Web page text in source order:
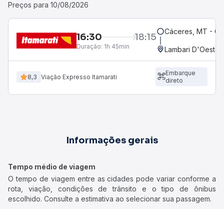
Preços para 10/08/2026
16:30 18:15
Duração: 1h 45min
Cáceres, MT -
Lambari D'Oeste,
8,3 Viação Expresso Itamarati
Embarque
direto
Informações gerais
Tempo médio de viagem
O tempo de viagem entre as cidades pode variar conforme a
rota, viação, condições de trânsito e o tipo de ônibus
escolhido. Consulte a estimativa ao selecionar sua passagem.